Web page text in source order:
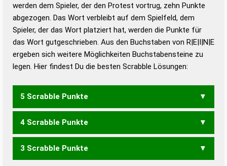
Duden – Standardwerk in 12 Bänden
Duden – Richtiges und gutes
Deutsch
Duden – Die deutsche Grammatik
Duden – Deutsches
Universalwörterbuch
werden dem Spieler, der den Protest vortrug, zehn Punkte
abgezogen. Das Wort verbleibt auf dem Spielfeld, dem
Spieler, der das Wort platziert hat, werden die Punkte für
das Wort gutgeschrieben. Aus den Buchstaben von R|E|I|N|E
ergeben sich weitere Möglichkeiten Buchstabensteine zu
legen. Hier findest Du die besten Scrabble Lösungen:
5 Scrabble Punkte
EIERN EINER NIERE
4 Scrabble Punkte
EIER EIRE EREN IREN
3 Scrabble Punkte